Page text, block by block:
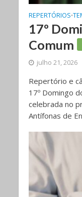
REPERTÓRIOS•
17º
Comum
julho 21, 2026
Repertório e
17º Domingo
celebrada no
Antífonas de